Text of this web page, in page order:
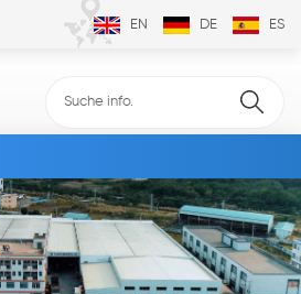
EN DE ES